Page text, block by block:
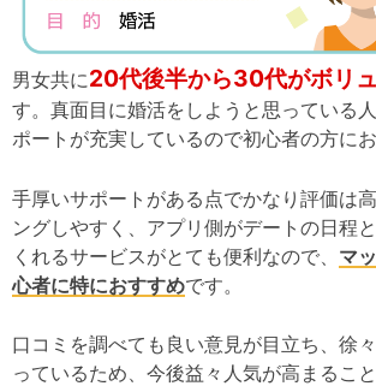
男女共に20代後半から30代がボリ
す。真面目に婚活をしようと思っている
ポートが充実しているので初心者の方にお
手厚いサポートがある点でかなり評価は
ングしやすく、アプリ側がデートの日程
くれるサービスがとても便利なので、 マ
心者に特におすすめです。
口コミを調べても良い意見が目立ち、徐
っているため、今後益々人気が高まるこ